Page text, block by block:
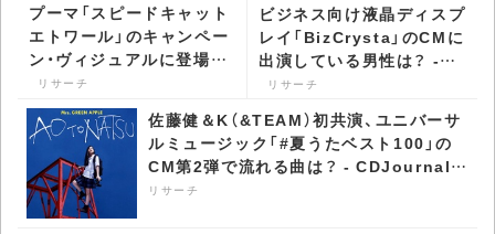
プーマ「スピードキャット
エトワール」のキャンペー
ン・ヴィジュアルに登場し
ている女性は？ -
CDJournal リサーチ
リサーチ
ビジネス向け液晶ディスプ
レイ「BizCrysta」のCMに
出演している男性は？ -
CDJournal リサーチ
リサーチ
佐藤健＆K（&TEAM）初共演、ユニバーサ
ルミュージック「#夏うたベスト100」の
CM第2弾で流れる曲は？ - CDJournal
リサーチ
リサーチ